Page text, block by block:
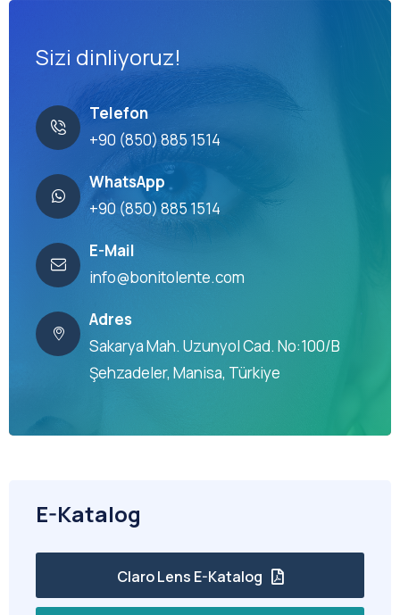
Sizi dinliyoruz!
Telefon
+90 (850) 885 1514
WhatsApp
+90 (850) 885 1514
E-Mail
info@bonitolente.com
Adres
Sakarya Mah. Uzunyol Cad. No:100/B
Şehzadeler, Manisa, Türkiye
E-Katalog
Claro Lens E-Katalog